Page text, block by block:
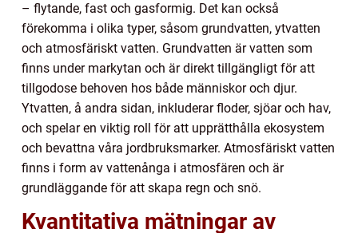
– flytande, fast och gasformig. Det kan också
förekomma i olika typer, såsom grundvatten, ytvatten
och atmosfäriskt vatten. Grundvatten är vatten som
finns under markytan och är direkt tillgängligt för att
tillgodose behoven hos både människor och djur.
Ytvatten, å andra sidan, inkluderar floder, sjöar och hav,
och spelar en viktig roll för att upprätthålla ekosystem
och bevattna våra jordbruksmarker. Atmosfäriskt vatten
finns i form av vattenånga i atmosfären och är
grundläggande för att skapa regn och snö.
Kvantitativa mätningar av